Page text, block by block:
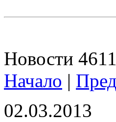
Новости
Начало |
02.03.2013